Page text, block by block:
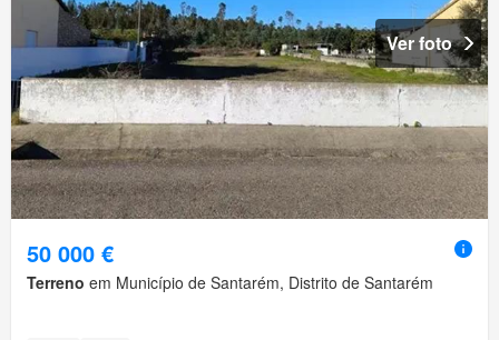
Ver foto
50 000 €
Terreno em Município de Santarém, Distrito de Santarém